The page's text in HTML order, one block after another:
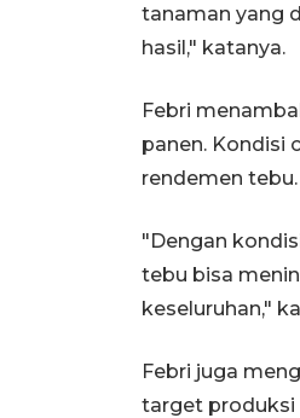
tanaman yang
hasil," katanya.
Febri
panen. Kondisi
rendemen tebu.
"Dengan
tebu bisa
keseluruhan,"
Febri juga
target produksi